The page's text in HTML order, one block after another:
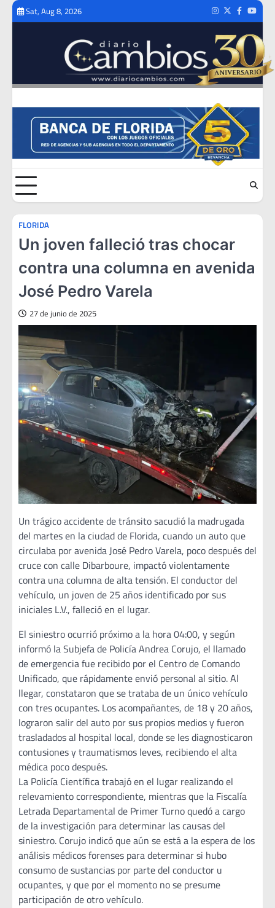
Skip
Sat, Aug 8, 2026 Instagram
TwitterFacebook
FLORIDA
Un joven falleció tras chocar
contra una columna en avenida
José Pedro Varela
27 de junio de 2025
Un trágico accidente de tránsito sacudió la madrugada
del martes en la ciudad de Florida, cuando un auto que
circulaba por avenida José Pedro Varela, poco después del
cruce con calle Dibarboure, impactó violentamente
contra una columna de alta tensión. El conductor del
vehículo, un joven de 25 años identificado por sus
iniciales L.V., falleció en el lugar.
El siniestro ocurrió próximo a la hora 04:00, y según
informó la Subjefa de Policía Andrea Corujo, el llamado
de emergencia fue recibido por el Centro de Comando
Unificado, que rápidamente envió personal al sitio. Al
llegar, constataron que se trataba de un único vehículo
con tres ocupantes. Los acompañantes, de 18 y 20 años,
lograron salir del auto por sus propios medios y fueron
trasladados al hospital local, donde se les diagnosticaron
contusiones y traumatismos leves, recibiendo el alta
médica poco después.
La Policía Científica trabajó en el lugar realizando el
relevamiento correspondiente, mientras que la Fiscalía
Letrada Departamental de Primer Turno quedó a cargo
de la investigación para determinar las causas del
siniestro. Corujo indicó que aún se está a la espera de los
análisis médicos forenses para determinar si hubo
consumo de sustancias por parte del conductor u
ocupantes, y que por el momento no se presume
participación de otro vehículo.